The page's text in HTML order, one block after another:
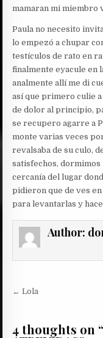
mamaran mi miembro
Paula no necesito
lo empezó a chupar
testículos de rato en
finalmente eyacule en
analmente allí me di
así que primero culie
de dolor al principio,
se recupero agarre a
monte varias veces
revalsaba de su culo,
satisfechos, dormimos
cercanía del lugar
pidieron que de ves
para levantarlas y
Author:
Post
← Lola
4 thoughts on